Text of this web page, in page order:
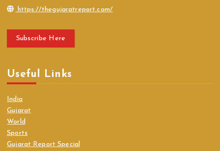
https://thegujaratreport.com/
Subscribe Here
Useful Links
India
Gujarat
World
Sports
Gujarat Report Special